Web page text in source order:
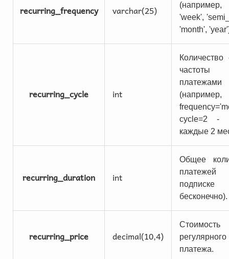
recurring_frequency varchar(25)
'week',
'month',
recurring_cycle int
Количество
частоты
платежами
cycle=2 -
каждые 2
recurring_duration int
Общее
бесконечно).
recurring_price decimal(10,4)
Стоимость
регулярного
платежа.